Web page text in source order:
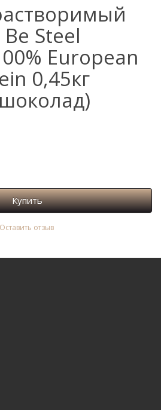
Steel
European
0,45кг
Купить
Оставить отзыв